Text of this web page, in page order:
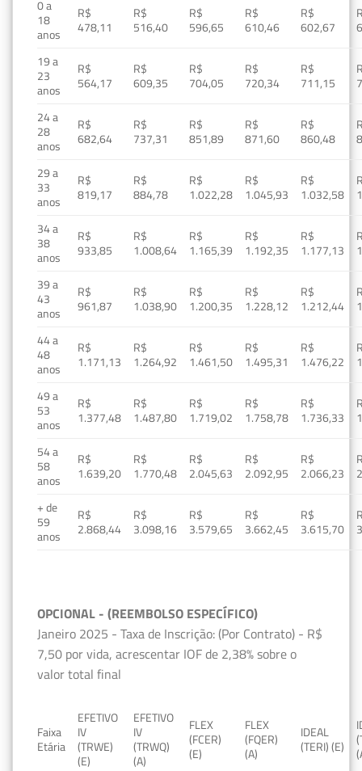
0 a
18
anos
R$
478,11
R$
516,40
R$
596,65
R$
610,46
R$
602,67
19 a
23
anos
R$
564,17
R$
609,35
R$
704,05
R$
720,34
R$
711,15
24 a
28
anos
R$
682,64
R$
737,31
R$
851,89
R$
871,60
R$
860,48
29 a
33
anos
R$
819,17
R$
884,78
R$
1.022,28
R$
1.045,93
R$
1.032,58
34 a
38
anos
R$
933,85
R$
1.008,64
R$
1.165,39
R$
1.192,35
R$
1.177,13
39 a
43
anos
R$
961,87
R$
1.038,90
R$
1.200,35
R$
1.228,12
R$
1.212,44
44 a
48
anos
R$
1.171,13
R$
1.264,92
R$
1.461,50
R$
1.495,31
R$
1.476,22
49 a
53
anos
R$
1.377,48
R$
1.487,80
R$
1.719,02
R$
1.758,78
R$
1.736,33
54 a
58
anos
R$
1.639,20
R$
1.770,48
R$
2.045,63
R$
2.092,95
R$
2.066,23
+ de
59
anos
R$
2.868,44
R$
3.098,16
R$
3.579,65
R$
3.662,45
R$
3.615,70
OPCIONAL - (REEMBOLSO ESPECÍFICO)
Janeiro 2025 - Taxa de Inscrição: (Por Contrato) - R$
7,50 por vida, acrescentar IOF de 2,38% sobre o
valor total final
Faixa
Etária
EFETIVO
IV
(TRWE)
(E)
EFETIVO
IV
(TRWQ)
(A)
FLEX
(FCER)
(E)
FLEX
(FQER)
(A)
IDEAL
(TERI) (E)